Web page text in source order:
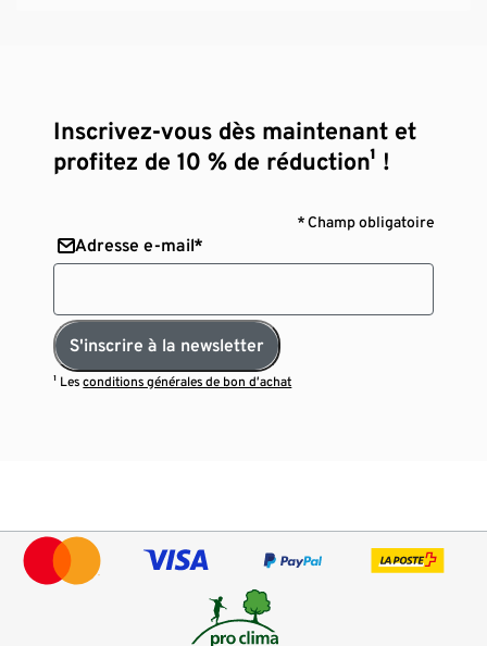
Inscrivez-vous dès maintenant et
profitez de 10 % de réduction¹ !
* Champ obligatoire
Adresse e-mail*
S'inscrire à la newsletter
¹ Lesconditions générales de bon d’achat